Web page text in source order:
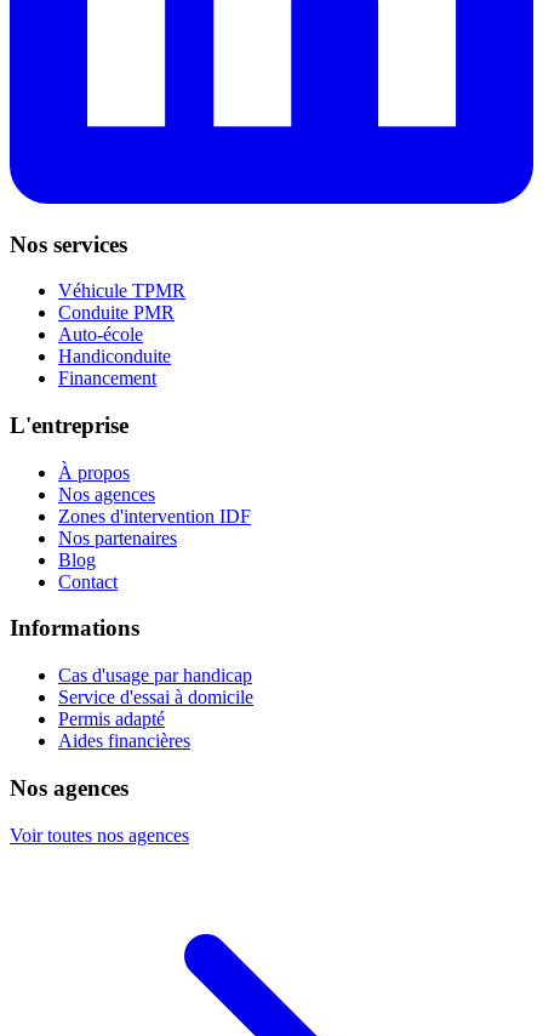
Nos services
Véhicule TPMR
Conduite PMR
Auto-école
Handiconduite
Financement
L'entreprise
À propos
Nos agences
Zones d'intervention IDF
Nos partenaires
Blog
Contact
Informations
Cas d'usage par handicap
Service d'essai à domicile
Permis adapté
Aides financières
Nos agences
Voir toutes nos agences